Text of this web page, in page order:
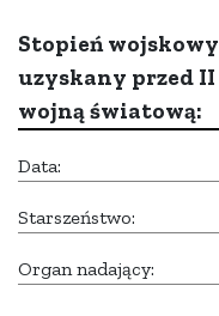
Stopień wojskowy
uzyskany przed II
wojną światową:
Data:
Starszeństwo:
Organ nadający: